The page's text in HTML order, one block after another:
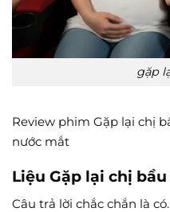
gặp
Review phim Gặp lại chị
nước mắt
Liệu Gặp lại chị
Câu trả lời chắc chắn là có.